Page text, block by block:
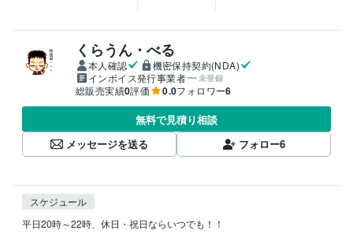
くらうん・べる
本人確認
機密保持契約(NDA)
インボイス発行事業者
未登録
総販売実績0評価 0.0フォロワー6
無料で見積り相談
メッセージを送る
フォロー6
スケジュール
平日20時～22時、休日・祝日ならいつでも！！